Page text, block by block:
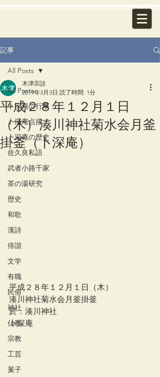
記事
All Posts
卜深庵の行事
卜深庵点描
卜深庵の歴史
佐久良私語
武者小路千家
茶の湯研究
歴史
和歌
漢詩
俳諧
文学
有職
民俗
神社
仏教
宗教
工芸
菓子
All Posts
平成２８年１２月１日
（木）湊川神社菊水会月釜
掛釜（卜深庵）
木津宗詮
2019年3月3日 読了時間: 1分
平成２８年１２月１日（木）
湊川神社菊水会月釜掛釜
於：湊川神社
卜深庵